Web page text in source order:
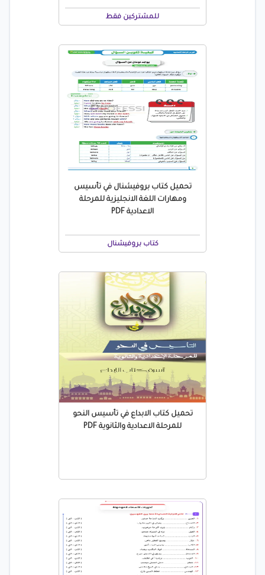
للمشتركين فقط
تحميل كتاب بروفيشنال في تأسيس
ومهارات اللغة الانجليزية للمرحلة
الاعدادية PDF
كتاب بروفيشنال
تحميل كتاب الابداع في تأسيس النحو
للمرحلة الاعدادية والثانوية PDF